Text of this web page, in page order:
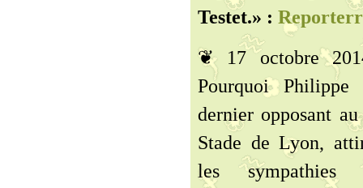
Testet.» :
❦ 17 octobre
Pourquoi Philippe
dernier opposant
Stade de Lyon,
les